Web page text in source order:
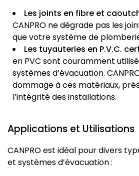
Les joints en fibre et
CANPRO ne dégrade pas les
que votre système de
Les tuyauteries en P.V.C.
en PVC sont couramment
systèmes d’évacuation.
dommage à ces matériaux,
l’intégrité des installations.
Applications et Utilisations
CANPRO est idéal pour divers
et systèmes d’évacuation :